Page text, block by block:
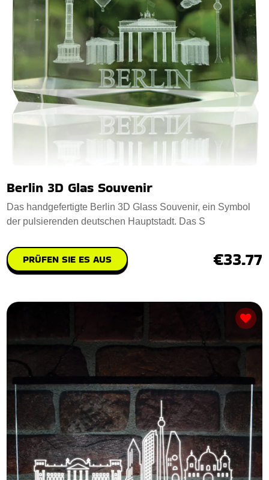
Berlin 3D Glas Souvenir
Das handgefertigte Berlin 3D Glass Souvenir, ein Symbol
der pulsierenden deutschen Hauptstadt. Das S
PRÜFEN SIE ES AUS €33.77